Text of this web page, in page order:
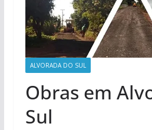
ALVORADA DO SUL
Obras em
Sul